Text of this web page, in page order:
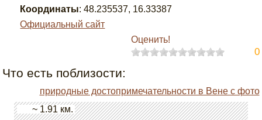
Координаты: 48.235537, 16.33387
Официальный сайт
Оценить!
0
Что есть поблизости:
природные достопримечательности в Вене с фото
~ 1.91 км.